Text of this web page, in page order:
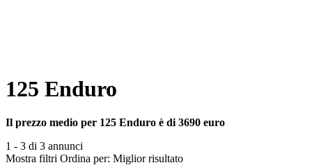
125 Enduro
Il prezzo medio per 125 Enduro è di 3690 euro
1 - 3 di 3 annunci
Mostra filtri Ordina per: Miglior risultato